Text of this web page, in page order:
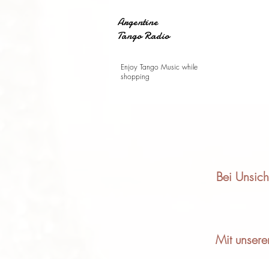
Argentine
Tango Radio
Enjoy Tango Music while
shopping
Bei
Mit